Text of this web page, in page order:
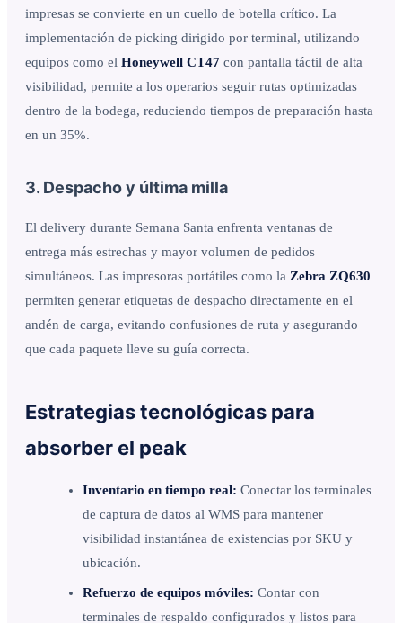
impresas se convierte en un cuello de botella crítico. La
implementación de picking dirigido por terminal, utilizando
equipos como el Honeywell CT47 con pantalla táctil de alta
visibilidad, permite a los operarios seguir rutas optimizadas
dentro de la bodega, reduciendo tiempos de preparación hasta
en un 35%.
3. Despacho y última milla
El delivery durante Semana Santa enfrenta ventanas de
entrega más estrechas y mayor volumen de pedidos
simultáneos. Las impresoras portátiles como la Zebra ZQ630
permiten generar etiquetas de despacho directamente en el
andén de carga, evitando confusiones de ruta y asegurando
que cada paquete lleve su guía correcta.
Estrategias tecnológicas para
absorber el peak
Inventario en tiempo real: Conectar los terminales
de captura de datos al WMS para mantener
visibilidad instantánea de existencias por SKU y
ubicación.
Refuerzo de equipos móviles: Contar con
terminales de respaldo configurados y listos para